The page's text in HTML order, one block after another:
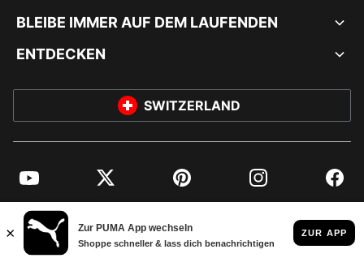
BLEIBE IMMER AUF DEM LAUFENDEN
ENTDECKEN
SWITZERLAND
YouTube Twitter Pinterest Instagram
© PUMA EUROPE GMBH, 2026. ALLE RECHTE VORBEHALTEN
IMPRESSUM UND RECHTLICHE HINWEISE